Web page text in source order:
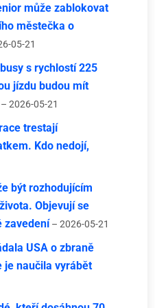
může zablokovat
městečka o
05-21
s rychlostí 225
jízdu budou mít
– 2026-05-21
trestají
Kdo nedojí,
být rozhodujícím
Objevují se
zavedení – 2026-05-21
USA o zbraně
je naučila vyrábět